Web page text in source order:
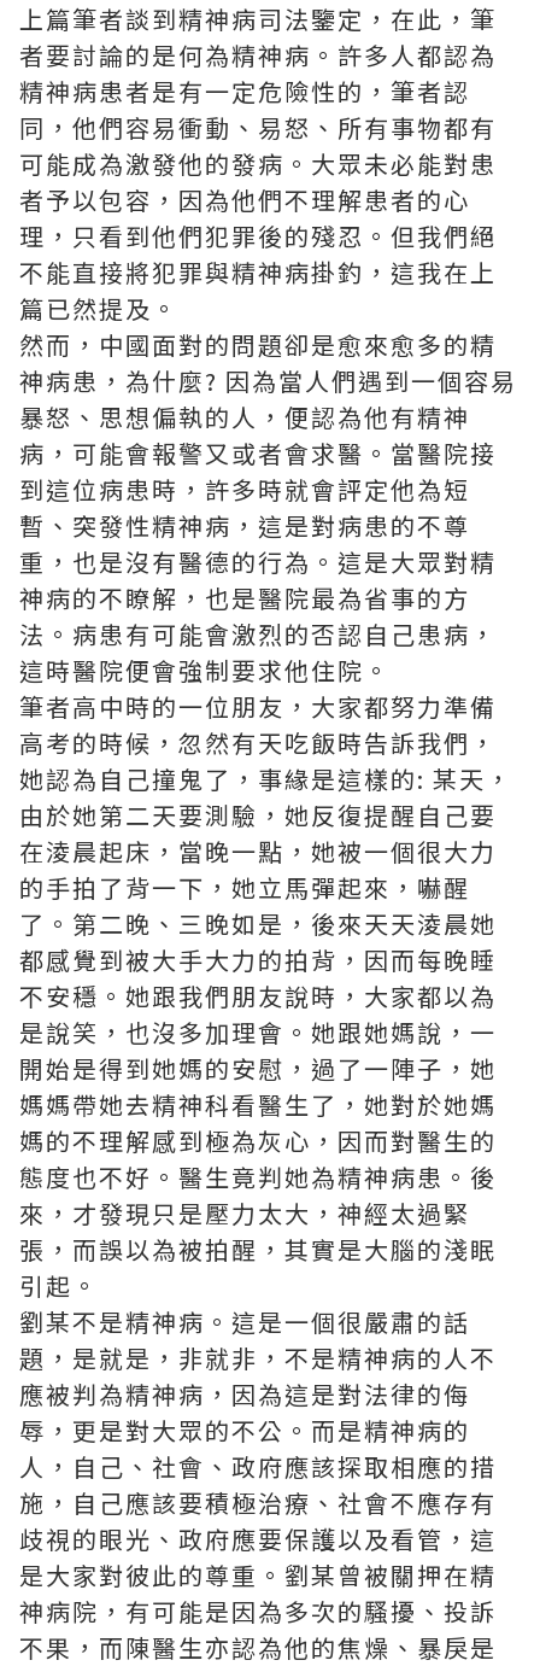
上篇筆者談到精神病司法鑒定，在此，筆
者要討論的是何為精神病。許多人都認為
精神病患者是有一定危險性的，筆者認
同，他們容易衝動、易怒、所有事物都有
可能成為激發他的發病。大眾未必能對患
者予以包容，因為他們不理解患者的心
理，只看到他們犯罪後的殘忍。但我們絕
不能直接將犯罪與精神病掛釣，這我在上
篇已然提及。
然而，中國面對的問題卻是愈來愈多的精
神病患，為什麼? 因為當人們遇到一個容易
暴怒、思想偏執的人，便認為他有精神
病，可能會報警又或者會求醫。當醫院接
到這位病患時，許多時就會評定他為短
暫、突發性精神病，這是對病患的不尊
重，也是沒有醫德的行為。這是大眾對精
神病的不瞭解，也是醫院最為省事的方
法。病患有可能會激烈的否認自己患病，
這時醫院便會強制要求他住院。
筆者高中時的一位朋友，大家都努力準備
高考的時候，忽然有天吃飯時告訴我們，
她認為自己撞鬼了，事緣是這樣的: 某天，
由於她第二天要測驗，她反復提醒自己要
在淩晨起床，當晚一點，她被一個很大力
的手拍了背一下，她立馬彈起來，嚇醒
了。第二晚、三晚如是，後來天天淩晨她
都感覺到被大手大力的拍背，因而每晚睡
不安穩。她跟我們朋友說時，大家都以為
是說笑，也沒多加理會。她跟她媽說，一
開始是得到她媽的安慰，過了一陣子，她
媽媽帶她去精神科看醫生了，她對於她媽
媽的不理解感到極為灰心，因而對醫生的
態度也不好。醫生竟判她為精神病患。後
來，才發現只是壓力太大，神經太過緊
張，而誤以為被拍醒，其實是大腦的淺眠
引起。
劉某不是精神病。這是一個很嚴肅的話
題，是就是，非就非，不是精神病的人不
應被判為精神病，因為這是對法律的侮
辱，更是對大眾的不公。而是精神病的
人，自己、社會、政府應該探取相應的措
施，自己應該要積極治療、社會不應存有
歧視的眼光、政府應要保護以及看管，這
是大家對彼此的尊重。劉某曾被關押在精
神病院，有可能是因為多次的騷擾、投訴
不果，而陳醫生亦認為他的焦燥、暴戾是